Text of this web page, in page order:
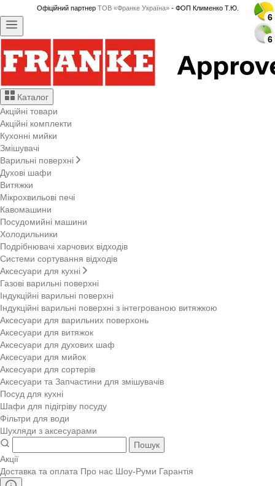
Офіційний партнер ТОВ «Франке Україна»- ФОП Клименко Т.Ю.
Каталог
Акційні товари
Акційні комплекти
Кухонні мийки
Змішувачі
Варильні поверхні
Духові шафи
Витяжки
Мікрохвильові печі
Кавомашини
Посудомийні машини
Холодильники
Подрібнювачі харчових відходів
Системи сортування відходів
Аксесуари для кухні
Газові варильні поверхні
Індукційні варильні поверхні
Індукційні варильні поверхні з інтегрованою витяжкою
Аксесуари для варильних поверхонь
Аксесуари для витяжок
Аксесуари для духових шаф
Аксесуари для мийок
Аксесуари для сортерів
Аксесуари та Запчастини для змішувачів
Посуд для кухні
Шафи для підігріву посуду
Фільтри для води
Шухляди з аксесуарами
Пошук
Акції
Доставка та оплата Про нас Шоу-Руми Гарантія
6
6
6
6
6
6
6
6
6
6
6
6
6
6
6
6
6
6
6
6
6
6
6
6
6
6
6
6